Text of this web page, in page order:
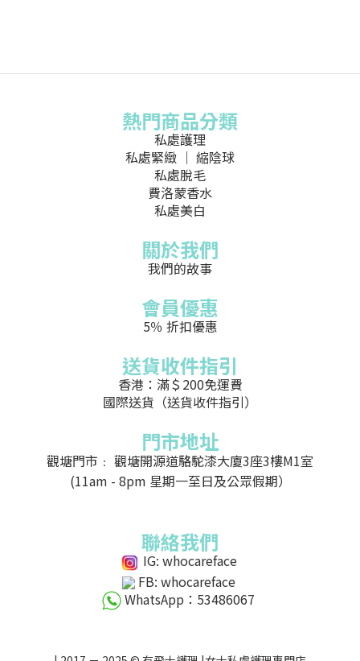
熱門商品分類
私處護理
私處緊緻 ｜ 縮陰球
私處脫毛
費洛蒙香水
私處美白
關於我們
我們的故事
會員優惠
5％ 折扣優惠
送貨收件指引
香港：滿＄200免運費
國際送貨（送貨收件指引）
門市地址
觀塘門市﹕ 觀塘開源道駱駝漆大廈3座3樓M1室
(11am - 8pm 星期一至日及公眾假期）
聯絡我們
IG: whocareface
FB: whocareface
WhatsApp：53486067